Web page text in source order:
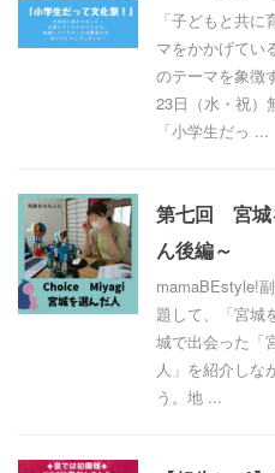
「子どもと共
マをかかげてい
のテーマを象徴
23日（水・祝）
「小学生だっ ...
第七回 宮城
ん後編～
mamaBEstyle!
題して、「宮城
城で出会った「
人」を紹介しな
う。地 ...